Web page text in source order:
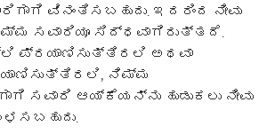
ವಿನಂತಿಸಬಹುದು. ಇದರಿಂದ ನೀವು
ಸವಾರಿಯೂ ಸಿದ್ಧವಾಗಿರುತ್ತದೆ.
ಪ್ರಯಾಣಿಸುತ್ತಿರಲಿ ಅಥವಾ
ನಿಮ್ಮ
ಸವಾರಿ ಆಯ್ಕೆಯನ್ನು ಹುಡುಕಲು ನೀವು